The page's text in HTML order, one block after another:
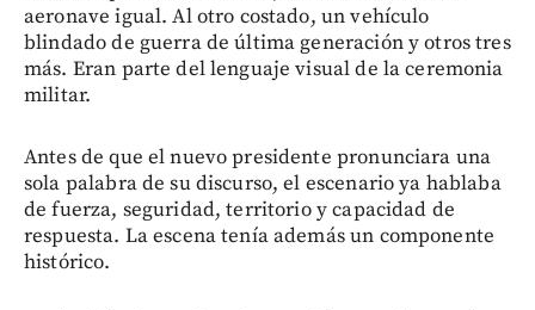
aeronave igual. Al otro costado, un vehículo
blindado de guerra de última generación y otros tres
más. Eran parte del lenguaje visual de la ceremonia
militar.
Antes de que el nuevo presidente pronunciara una
sola palabra de su discurso, el escenario ya hablaba
de fuerza, seguridad, territorio y capacidad de
respuesta. La escena tenía además un componente
histórico.